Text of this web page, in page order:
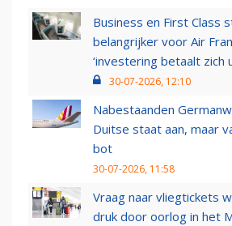
Business en First Class
belangrijker voor Air
‘investering betaalt zich
30-07-2026, 12:10
Nabestaanden
Duitse staat aan, maar
bot
30-07-2026, 11:58
Vraag naar vliegtickets
druk door oorlog in het